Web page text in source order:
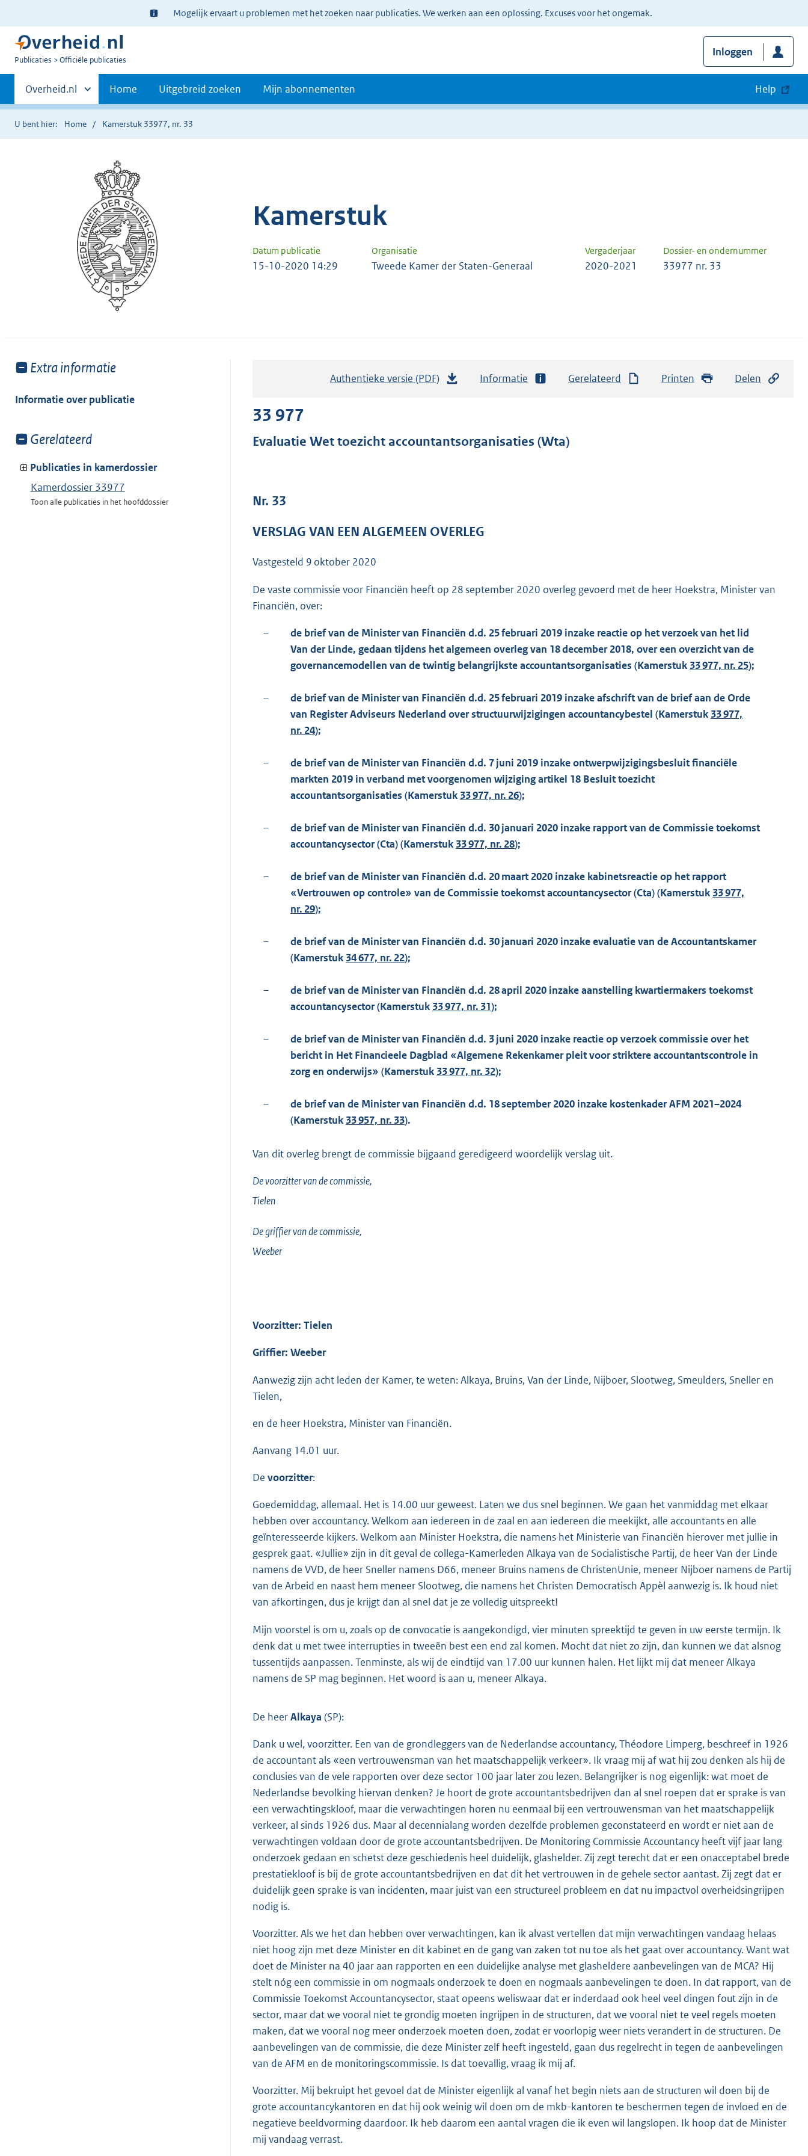
Ter
informatie:
Mogelijk ervaart u problemen met het zoeken naar publicaties. We werken aan een oplossing. Excuses voor het ongemak.
U
Publicaties Officiële publicaties
Inloggen
Primaire
navigatie
Andere
sites
binnen
Overheid.nl Home Uitgebreid zoeken Mijn abonnementen Help
U bent hier: Home Kamerstuk 33977, nr. 33
Kamerstuk
Datum publicatie Organisatie Vergaderjaar Dossier- en ondernummer
15-10-2020 14:29 Tweede Kamer der Staten-Generaal 2020-2021 33977 nr. 33
Toon
van:
Extra informatie
Informatie over publicatie
Toon
van:
Gerelateerd
Publicaties in kamerdossier
Kamerdossier 33977
Toon alle publicaties in het hoofddossier
Authentieke versie (PDF)
a
r
t
1
6
0
b
Informatie Gerelateerd Printen Delen
33 977
Evaluatie Wet toezicht accountantsorganisaties (Wta)
Nr. 33
VERSLAG VAN EEN ALGEMEEN OVERLEG
Vastgesteld 9 oktober 2020
De vaste commissie voor Financiën heeft op 28 september 2020 overleg gevoerd met de heer Hoekstra, Minister van
Financiën, over:
–
de brief van de Minister van Financiën d.d. 25 februari 2019 inzake reactie op het verzoek van het lid
Van der Linde, gedaan tijdens het algemeen overleg van 18 december 2018, over een overzicht van de
governancemodellen van de twintig belangrijkste accountantsorganisaties (Kamerstuk 33 977, nr. 25);
–
de brief van de Minister van Financiën d.d. 25 februari 2019 inzake afschrift van de brief aan de Orde
van Register Adviseurs Nederland over structuurwijzigingen accountancybestel (Kamerstuk 33 977,
nr. 24);
–
de brief van de Minister van Financiën d.d. 7 juni 2019 inzake ontwerpwijzigingsbesluit financiële
markten 2019 in verband met voorgenomen wijziging artikel 18 Besluit toezicht
accountantsorganisaties (Kamerstuk 33 977, nr. 26);
–
de brief van de Minister van Financiën d.d. 30 januari 2020 inzake rapport van de Commissie toekomst
accountancysector (Cta) (Kamerstuk 33 977, nr. 28);
–
de brief van de Minister van Financiën d.d. 20 maart 2020 inzake kabinetsreactie op het rapport
«Vertrouwen op controle» van de Commissie toekomst accountancysector (Cta) (Kamerstuk 33 977,
nr. 29);
–
de brief van de Minister van Financiën d.d. 30 januari 2020 inzake evaluatie van de Accountantskamer
(Kamerstuk 34 677, nr. 22);
–
de brief van de Minister van Financiën d.d. 28 april 2020 inzake aanstelling kwartiermakers toekomst
accountancysector (Kamerstuk 33 977, nr. 31);
–
de brief van de Minister van Financiën d.d. 3 juni 2020 inzake reactie op verzoek commissie over het
bericht in Het Financieele Dagblad «Algemene Rekenkamer pleit voor striktere accountantscontrole in
zorg en onderwijs» (Kamerstuk 33 977, nr. 32);
–
de brief van de Minister van Financiën d.d. 18 september 2020 inzake kostenkader AFM 2021–2024
(Kamerstuk 33 957, nr. 33).
Van dit overleg brengt de commissie bijgaand geredigeerd woordelijk verslag uit.
De voorzitter van de commissie,
Tielen
De griffier van de commissie,
Weeber
Voorzitter: Tielen
Griffier: Weeber
Aanwezig zijn acht leden der Kamer, te weten: Alkaya, Bruins, Van der Linde, Nijboer, Slootweg, Smeulders, Sneller en
Tielen,
en de heer Hoekstra, Minister van Financiën.
Aanvang 14.01 uur.
De voorzitter:
Goedemiddag, allemaal. Het is 14.00 uur geweest. Laten we dus snel beginnen. We gaan het vanmiddag met elkaar
hebben over accountancy. Welkom aan iedereen in de zaal en aan iedereen die meekijkt, alle accountants en alle
geïnteresseerde kijkers. Welkom aan Minister Hoekstra, die namens het Ministerie van Financiën hierover met jullie in
gesprek gaat. «Jullie» zijn in dit geval de collega-Kamerleden Alkaya van de Socialistische Partij, de heer Van der Linde
namens de VVD, de heer Sneller namens D66, meneer Bruins namens de ChristenUnie, meneer Nijboer namens de Partij
van de Arbeid en naast hem meneer Slootweg, die namens het Christen Democratisch Appèl aanwezig is. Ik houd niet
van afkortingen, dus je krijgt dan al snel dat je ze volledig uitspreekt!
Mijn voorstel is om u, zoals op de convocatie is aangekondigd, vier minuten spreektijd te geven in uw eerste termijn. Ik
denk dat u met twee interrupties in tweeën best een end zal komen. Mocht dat niet zo zijn, dan kunnen we dat alsnog
tussentijds aanpassen. Tenminste, als wij de eindtijd van 17.00 uur kunnen halen. Het lijkt mij dat meneer Alkaya
namens de SP mag beginnen. Het woord is aan u, meneer Alkaya.
De heerAlkaya (SP):
Dank u wel, voorzitter. Een van de grondleggers van de Nederlandse accountancy, Théodore Limperg, beschreef in 1926
de accountant als «een vertrouwensman van het maatschappelijk verkeer». Ik vraag mij af wat hij zou denken als hij de
conclusies van de vele rapporten over deze sector 100 jaar later zou lezen. Belangrijker is nog eigenlijk: wat moet de
Nederlandse bevolking hiervan denken? Je hoort de grote accountantsbedrijven dan al snel roepen dat er sprake is van
een verwachtingskloof, maar die verwachtingen horen nu eenmaal bij een vertrouwensman van het maatschappelijk
verkeer, al sinds 1926 dus. Maar al decennialang worden dezelfde problemen geconstateerd en wordt er niet aan de
verwachtingen voldaan door de grote accountantsbedrijven. De Monitoring Commissie Accountancy heeft vijf jaar lang
onderzoek gedaan en schetst deze geschiedenis heel duidelijk, glashelder. Zij zegt terecht dat er een onacceptabel brede
prestatiekloof is bij de grote accountantsbedrijven en dat dit het vertrouwen in de gehele sector aantast. Zij zegt dat er
duidelijk geen sprake is van incidenten, maar juist van een structureel probleem en dat nu impactvol overheidsingrijpen
nodig is.
Voorzitter. Als we het dan hebben over verwachtingen, kan ik alvast vertellen dat mijn verwachtingen vandaag helaas
niet hoog zijn met deze Minister en dit kabinet en de gang van zaken tot nu toe als het gaat over accountancy. Want wat
doet de Minister na 40 jaar aan rapporten en een duidelijke analyse met glasheldere aanbevelingen van de MCA? Hij
stelt nóg een commissie in om nogmaals onderzoek te doen en nogmaals aanbevelingen te doen. In dat rapport, van de
Commissie Toekomst Accountancysector, staat opeens weliswaar dat er inderdaad ook heel veel dingen fout zijn in de
sector, maar dat we vooral niet te grondig moeten ingrijpen in de structuren, dat we vooral niet te veel regels moeten
maken, dat we vooral nog meer onderzoek moeten doen, zodat er voorlopig weer niets verandert in de structuren. De
aanbevelingen van de commissie, die deze Minister zelf heeft ingesteld, gaan dus regelrecht in tegen de aanbevelingen
van de AFM en de monitoringscommissie. Is dat toevallig, vraag ik mij af.
Voorzitter. Mij bekruipt het gevoel dat de Minister eigenlijk al vanaf het begin niets aan de structuren wil doen bij de
grote accountancykantoren en dat hij ook weinig wil doen om de mkb-kantoren te beschermen tegen de invloed en de
negatieve beeldvorming daardoor. Ik heb daarom een aantal vragen die ik even wil langslopen. Ik hoop dat de Minister
mij vandaag verrast.